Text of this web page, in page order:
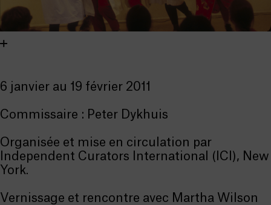
6 janvier au 19 février 2011
Commissaire : Peter Dykhuis
Organisée et mise en circulation par
Independent Curators International (ICI), New
York.
Vernissage et rencontre avec Martha Wilson